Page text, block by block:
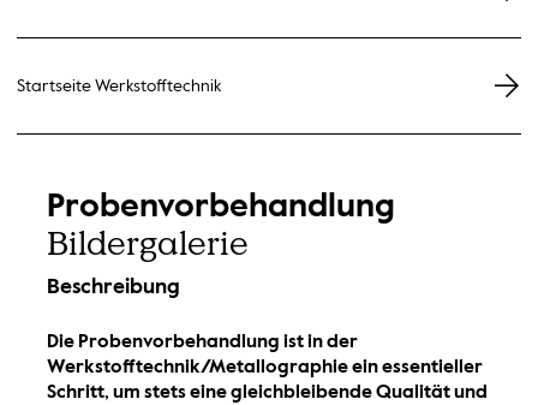
Startseite Werkstofftechnik
Probenvorbehandlung
Bildergalerie
Beschreibung
Die Probenvorbehandlung ist in der
Werkstofftechnik/Metallographie ein essentieller
Schritt, um stets eine gleichbleibende Qualität und